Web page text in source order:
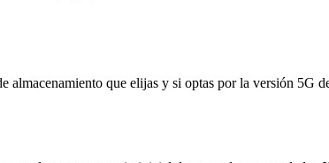
que elijas y si optas por la versión 5G